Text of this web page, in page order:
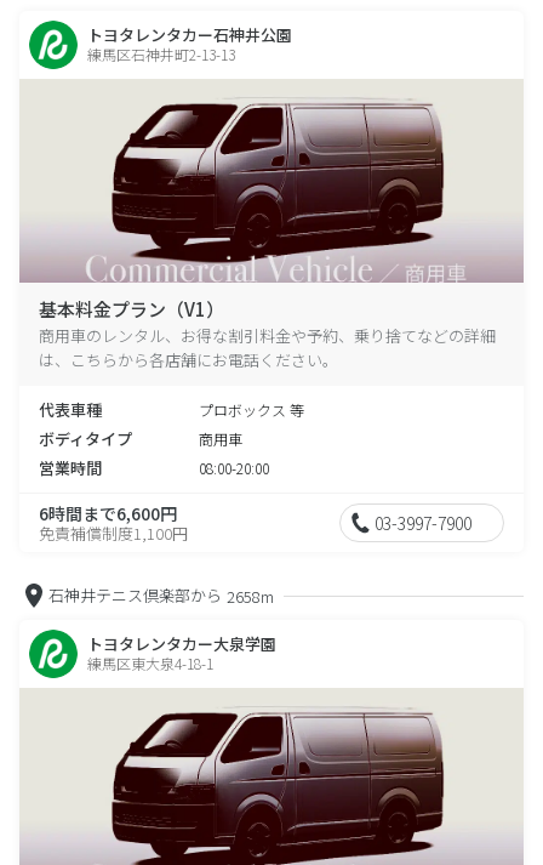
トヨタレンタカー石神井公園
練馬区石神井町2-13-13
基本料金プラン（V1）
商用車のレンタル、お得な割引料金や予約、乗り捨てなどの詳細
は、こちらから各店舗にお電話ください。
代表車種 プロボックス 等
ボディタイプ 商用車
営業時間 08:00-20:00
6時間まで6,600円
免責補償制度1,100円 03-3997-7900
石神井テニス倶楽部から 2658m
トヨタレンタカー大泉学園
練馬区東大泉4-18-1